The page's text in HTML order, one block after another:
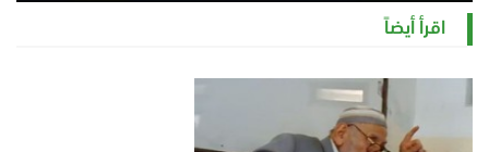
السبت 8 أغسطس 2026 11:21 ص
اقرأ أيضاً